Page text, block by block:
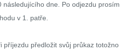
následujícího dne. Po odjezdu prosím
v 1. patře.
příjezdu předložit svůj průkaz totožno